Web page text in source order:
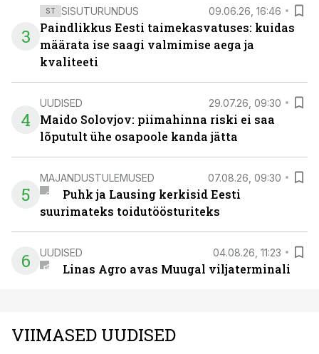
3
ST SISUTURUNDUS 09.06.26, 16:46
Paindlikkus Eesti taimekasvatuses: kuidas
määrata ise saagi valmimise aega ja
kvaliteeti
4
UUDISED 29.07.26, 09:30
Maido Solovjov: piimahinna riski ei saa
lõputult ühe osapoole kanda jätta
5
MAJANDUSTULEMUSED 07.08.26, 09:30
Puhk ja Lausing kerkisid Eesti
suurimateks toidutöösturiteks
6 UUDISED 04.08.26, 11:23
Linas Agro avas Muugal viljaterminali
VIIMASED UUDISED